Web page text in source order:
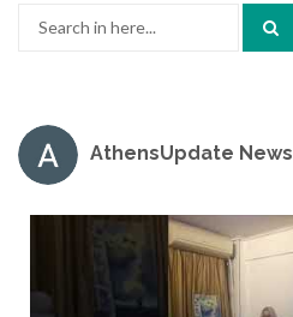
AthensUpdate News